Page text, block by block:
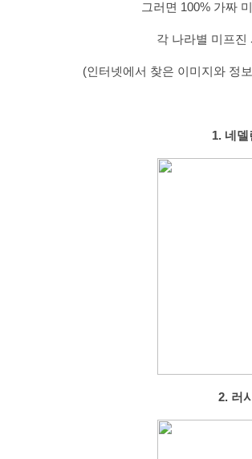
그러면 100% 가짜
각 나라별 미프진
(인터넷에서 찾은 이미지와 정
1. 네
2. 러